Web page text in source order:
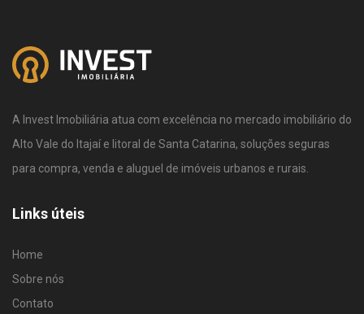
A Invest Imobiliária atua com excelência no mercado imobiliário do
Alto Vale do Itajaí e litoral de Santa Catarina, soluções seguras
para compra, venda e aluguel de imóveis urbanos e rurais.
Links úteis
Home
Sobre nós
Contato